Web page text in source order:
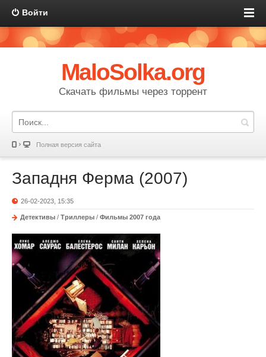
Войти
MaloSolka.org
Скачать фильмы через торрент
Полная версия сайта
Западня Ферма (2007)
26-02-2023, 15:35
Детективы / Триллеры / Фильмы 2007 года